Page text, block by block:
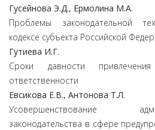
Гусейнова Э.Д., Ермолина М.А.
Проблемы законодательной
кодексе субъекта Российской
Гутиева И.Г.
Сроки давности
ответственности
Евсикова Е.В., Антонова Т.Л.
Усовершенствование
законодательства в сфере